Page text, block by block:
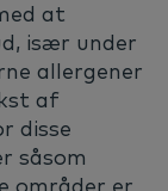
at
især under
allergener
af
disse
såsom